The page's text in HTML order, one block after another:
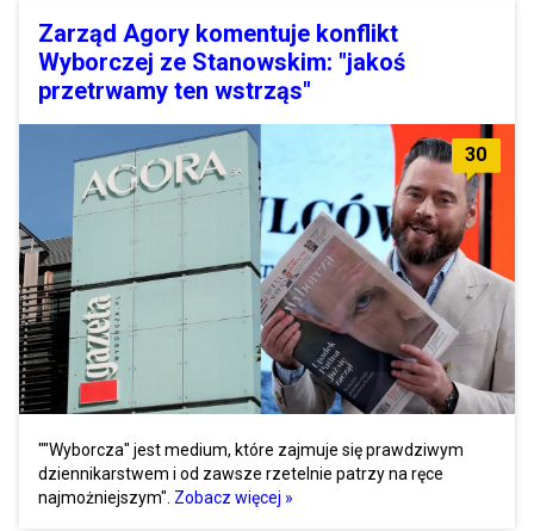
Zarząd Agory komentuje konflikt
Wyborczej ze Stanowskim: "jakoś
przetrwamy ten wstrząs"
30
""Wyborcza" jest medium, które zajmuje się prawdziwym
dziennikarstwem i od zawsze rzetelnie patrzy na ręce
najmożniejszym". Zobacz więcej »